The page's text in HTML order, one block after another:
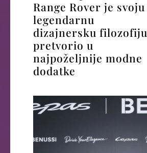
Range Rover je svoju
legendarnu
dizajnersku filozofiju
pretvorio u
najpoželjnije modne
dodatke